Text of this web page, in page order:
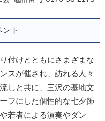
ント
付けとともにさまざまな
スが催され、訪れる人々
しと共に、三沢の基地文
フにした個性的な七夕飾
若者による演奏やダン